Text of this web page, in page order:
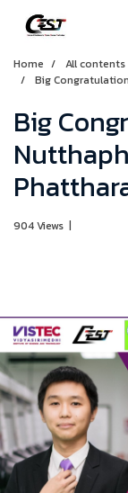
Home All contents
Big
Big
904 Views |